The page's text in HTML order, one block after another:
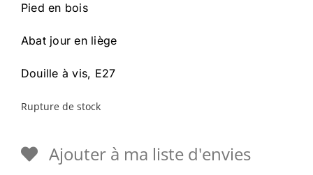
Pied en bois
Abat jour en liège
Douille à vis, E27
Rupture de stock
Ajouter à ma liste d'envies